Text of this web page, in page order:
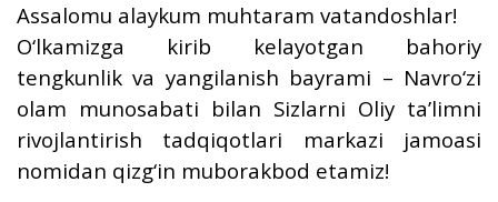
Assalomu alaykum muhtaram vatandoshlar!
O‘lkamizga kirib kelayotgan bahoriy
tengkunlik va yangilanish bayrami – Navro‘zi
olam munosabati bilan Sizlarni Oliy taʼlimni
rivojlantirish tadqiqotlari markazi jamoasi
nomidan qizg‘in muborakbod etamiz!